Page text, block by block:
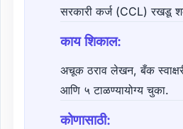
सरकारी कर्ज (CCL) रखडू
काय शिकाल:
अचूक ठराव लेखन, बँक
आणि ५ टाळण्यायोग्य चुका.
कोणासाठी: